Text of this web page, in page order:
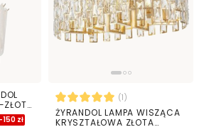
ZŁOTY
-150 zł
(1)
ŻYRANDOL LAMPA WISZĄCA
KRYSZTAŁOWA ZŁOTA